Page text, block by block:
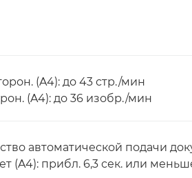
(A4): до 43 стр./мин
(A4): до 36 изобр./мин
автоматической подачи
(A4): прибл. 6,3 сек. или